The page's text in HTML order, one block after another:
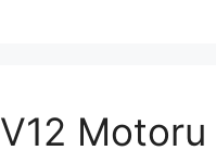
Motoru